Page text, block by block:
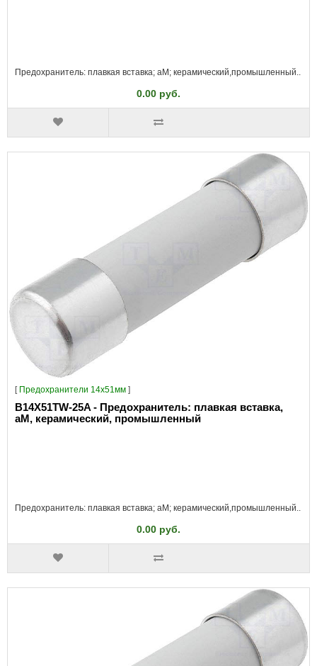
Предохранитель: плавкая вставка; aM; керамический,промышленный..
0.00 руб.
[ Предохранители 14x51мм ]
B14X51TW-25A - Предохранитель: плавкая вставка,
aM, керамический, промышленный
Предохранитель: плавкая вставка; aM; керамический,промышленный..
0.00 руб.